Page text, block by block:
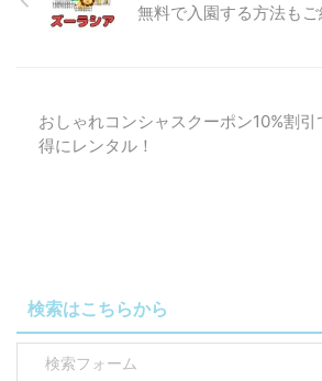
無料で入園する方法もご
おしゃれコンシャスクーポン10%割引
得にレンタル！
検索はこちらから